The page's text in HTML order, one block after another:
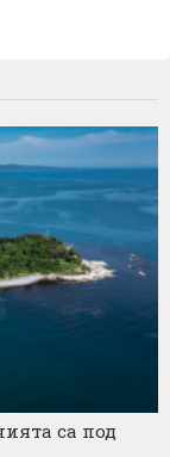
са под